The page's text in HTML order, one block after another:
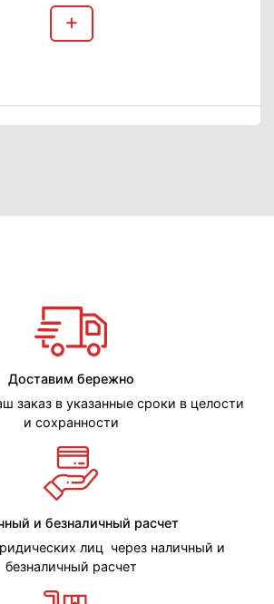
+
Доставим бережно
заказ в указанные сроки в целости
и сохранности
и безналичный расчет
лиц через наличный и
безналичный расчет